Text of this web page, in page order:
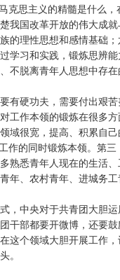
克思主义的精髓是什么
我国改革开放的伟大成
的理性思想和感情基础
学习和实践，锻炼思辨
不脱离青年人思想中存
有硬功夫，需要付出艰
工作本领的锻炼在很多
域很宽，提高、积累自
作的同时锻炼本领。第
熟悉青年人现在的生活
年、农村青年、进城务
，中央对于共青团大胆
干部都要开微博，还要
这个领域大胆开展工作
。